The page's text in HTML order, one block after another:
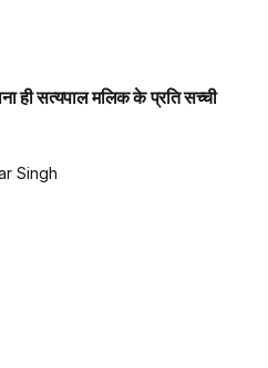
ही सत्यपाल मलिक के प्रति सच्ची